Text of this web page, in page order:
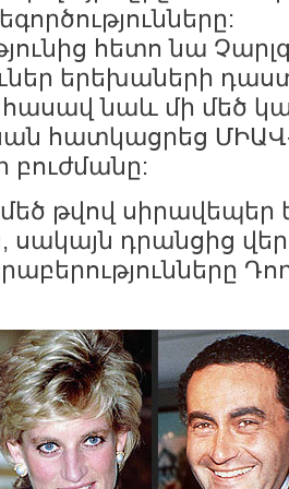
հետո նա
երեխաների
նաև մի մեծ
հատկացրեց
բուժմանը:
թվով սիրավեպեր
սակայն դրանցից